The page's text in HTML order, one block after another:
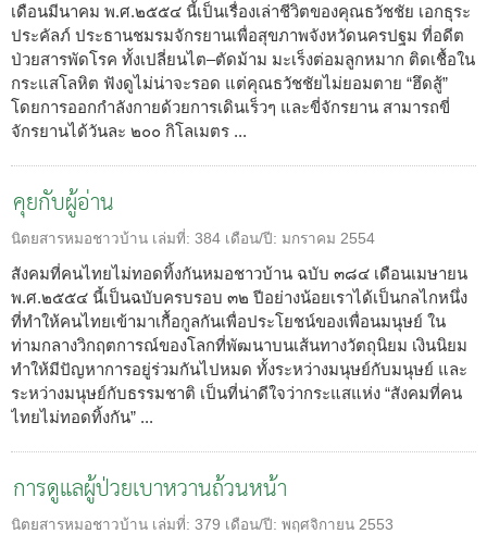
เดือนมีนาคม พ.ศ.๒๕๕๔ นี้เป็นเรื่องเล่าชีวิตของคุณธวัชชัย เอกธุระ
ประคัลภ์ ประธานชมรมจักรยานเพื่อสุขภาพจังหวัดนครปฐม ที่อดีต
ป่วยสารพัดโรค ทั้งเปลี่ยนไต–ตัดม้าม มะเร็งต่อมลูกหมาก ติดเชื้อใน
กระแสโลหิต ฟังดูไม่น่าจะรอด แต่คุณธวัชชัยไม่ยอมตาย “ฮึดสู้”
โดยการออกกำลังกายด้วยการเดินเร็วๆ และขี่จักรยาน สามารถขี่
จักรยานได้วันละ ๒๐๐ กิโลเมตร ...
คุยกับผู้อ่าน
นิตยสารหมอชาวบ้าน เล่มที่: 384 เดือน/ปี: มกราคม 2554
สังคมที่คนไทยไม่ทอดทิ้งกันหมอชาวบ้าน ฉบับ ๓๘๔ เดือนเมษายน
พ.ศ.๒๕๕๔ นี้เป็นฉบับครบรอบ ๓๒ ปีอย่างน้อยเราได้เป็นกลไกหนึ่ง
ที่ทำให้คนไทยเข้ามาเกื้อกูลกันเพื่อประโยชน์ของเพื่อนมนุษย์ ใน
ท่ามกลางวิกฤตการณ์ของโลกที่พัฒนาบนเส้นทางวัตถุนิยม เงินนิยม
ทำให้มีปัญหาการอยู่ร่วมกันไปหมด ทั้งระหว่างมนุษย์กับมนุษย์ และ
ระหว่างมนุษย์กับธรรมชาติ เป็นที่น่าดีใจว่ากระแสแห่ง “สังคมที่คน
ไทยไม่ทอดทิ้งกัน” ...
การดูแลผู้ป่วยเบาหวานถ้วนหน้า
นิตยสารหมอชาวบ้าน เล่มที่: 379 เดือน/ปี: พฤศจิกายน 2553